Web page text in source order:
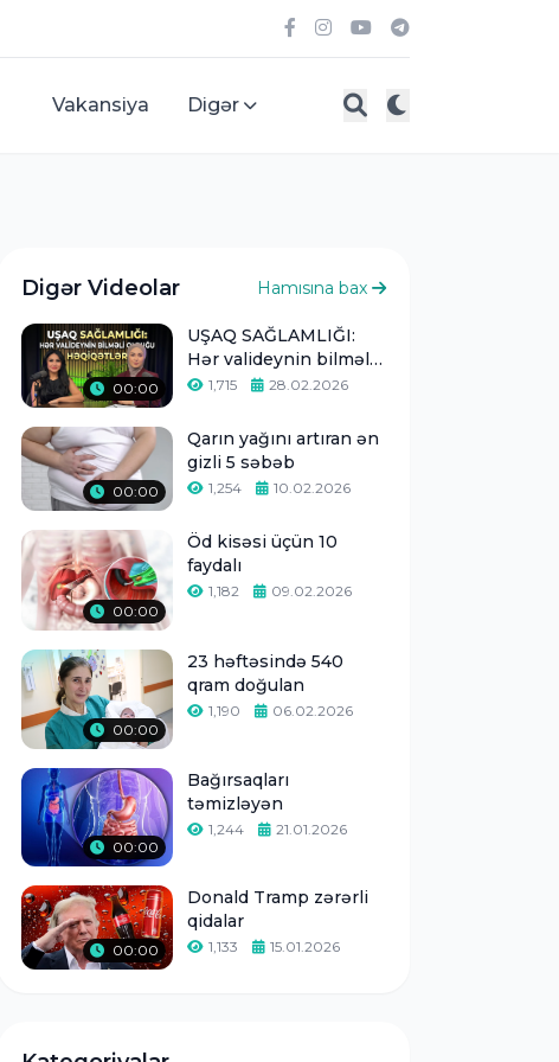
Vakansiya Digər
Digər Videolar Hamısına bax
00:00
UŞAQ SAĞLAMLIĞI:
Hər valideynin bilməli
olduğu həqiqətlər -
1,715 28.02.2026
00:00
Qarın yağını artıran ən
gizli 5 səbəb
1,254 10.02.2026
00:00
Öd kisəsi üçün 10
faydalı
1,182 09.02.2026
00:00
23 həftəsində 540
qram doğulan
1,190 06.02.2026
00:00
Bağırsaqları
təmizləyən
1,244 21.01.2026
00:00
Donald Tramp zərərli
qidalar
1,133 15.01.2026